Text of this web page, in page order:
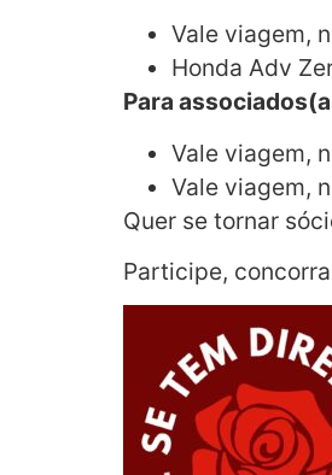
Vale viagem,
Honda Adv
Para
Vale viagem,
Vale viagem,
Quer se tornar
Participe,